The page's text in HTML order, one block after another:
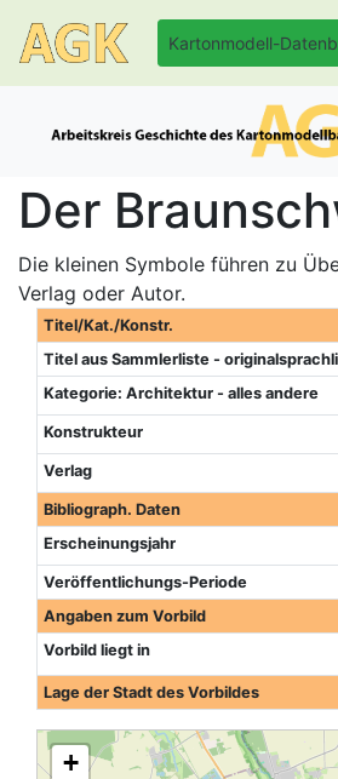
Kartonmodell-
Der
Die kleinen Symbole führen zu
Verlag oder Autor.
Titel/Kat./Konstr.
Titel aus Sammlerliste -
Kategorie: Architektur - alles andere
Konstrukteur
Verlag
Bibliograph. Daten
Erscheinungsjahr
Veröffentlichungs-Periode
Angaben zum Vorbild
Vorbild liegt in
Lage der Stadt des Vorbildes
+